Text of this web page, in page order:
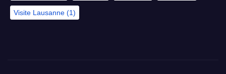
Visite Lausanne (1)